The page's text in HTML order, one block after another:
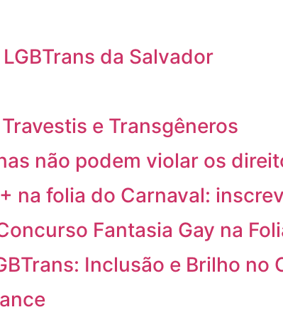
da Salvador
e Transgêneros
não podem violar os
na folia do Carnaval:
Fantasia Gay na
Inclusão e Brilho